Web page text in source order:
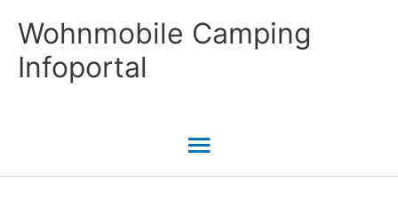
Inhalt
springen
Wohnmobile Camping
Infoportal
Hauptmenü